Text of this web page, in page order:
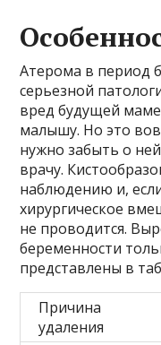
Атерома в период
серьезной
вред будущей
малышу. Но это
нужно забыть о
врачу.
наблюдению и,
хирургическое
не проводится.
беременности
представлены в
Причина
удаления